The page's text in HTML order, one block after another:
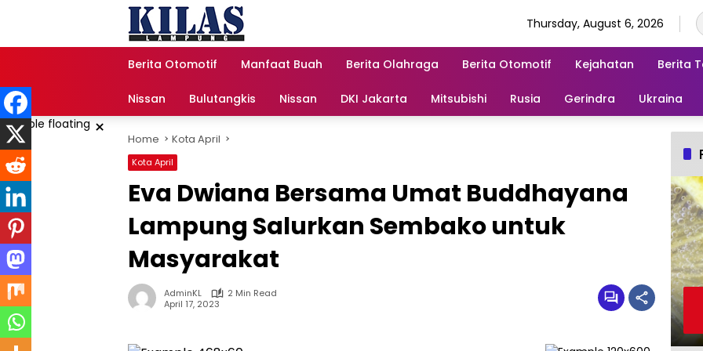
Thursday, August 6, 2026
Berita Otomotif Manfaat Buah Berita Olahraga Berita Otomotif Kejahatan Berita
Nissan Bulutangkis Nissan DKI Jakarta Mitsubishi Rusia Gerindra Ukraina
× Home Kota April
Kota April
Eva Dwiana Bersama Umat Buddhayana
Lampung Salurkan Sembako untuk
Masyarakat
AdminKL
2 Min Read
April 17, 2023